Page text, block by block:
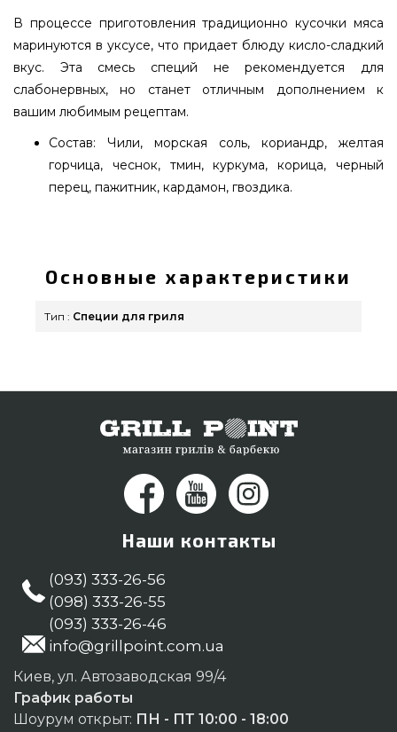
В процессе приготовления традиционно кусочки мяса
маринуются в уксусе, что придает блюду кисло-сладкий
вкус. Эта смесь специй не рекомендуется для
слабонервных, но станет отличным дополнением к
вашим любимым рецептам.
Состав: Чили, морская соль, кориандр, желтая
горчица, чеснок, тмин, куркума, корица, черный
перец, пажитник, кардамон, гвоздика.
выгодной стоимости всего 209 грн. в интернет
каталоге грилей и мангалов grillpoint.com.ua
Взгляните и купите также Специи в онлайн
Основные характеристики
Тип : Специи для гриля
Наши контакты
(093) 333-26-56
(098) 333-26-55
(093) 333-26-46
info@grillpoint.com.ua
Киев, ул. Автозаводская 99/4
График работы
Шоурум открыт: ПН - ПТ 10:00 - 18:00